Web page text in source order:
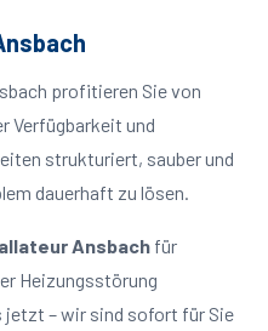
profitieren Sie von
Verfügbarkeit und
strukturiert, sauber und
dauerhaft zu lösen.
Ansbachfür
Heizungsstörung
– wir sind sofort für Sie